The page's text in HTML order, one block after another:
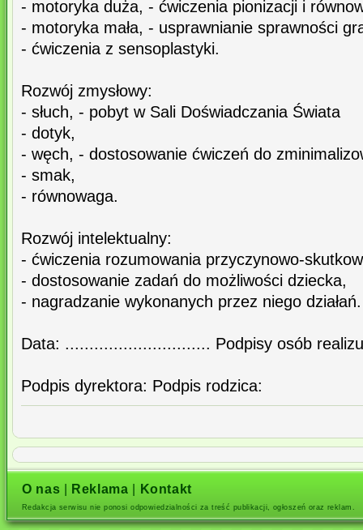
- motoryka duża, - ćwiczenia pionizacji i
- motoryka mała, - usprawnianie sprawności
- ćwiczenia z sensoplastyki.
Rozwój zmysłowy:
- słuch, - pobyt w Sali Doświadczania Świata
- dotyk,
- węch, - dostosowanie ćwiczeń do
- smak,
- równowaga.
Rozwój intelektualny:
- ćwiczenia rozumowania przyczynowo-
- dostosowanie zadań do możliwości dziecka,
- nagradzanie wykonanych przez niego działań.
Data: .............................. Podpisy osób
Podpis dyrektora: Podpis rodzica:
O nas Reklama Kontakt
Redakcja serwisu nie ponosi odpowiedzialności za treść publikacji, ogłoszeń oraz reklam.